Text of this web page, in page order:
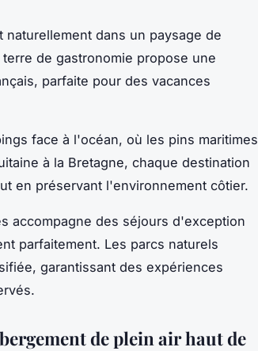
dans un paysage de
de gastronomie propose une
parfaite pour des vacances
face à l'océan, où les pins maritimes
à la Bretagne, chaque destination
en préservant l'environnement côtier.
accompagne des séjours d'exception
parfaitement. Les parcs naturels
garantissant des expériences
de plein air haut de